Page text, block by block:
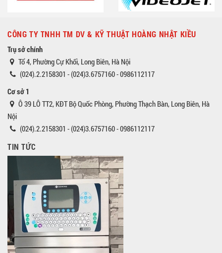
CÔNG TY TNHH TM DV & KỸ THUẬT HOÀNG NHẬT KIỀU
Trụ sở chính
Tổ 4, Phường Cự Khối, Long Biên, Hà Nội
(024).2.2158301 - (024)3.6757160 - 0986112117
Cơ sở 1
Ô 39 LÔ TT2, KĐT Bộ Quốc Phòng, Phường Thạch Bàn, Long Biên, Hà
Nội
(024).2.2158301 - (024)3.6757160 - 0986112117
TIN TỨC